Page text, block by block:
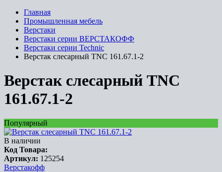
Главная
Промышленная мебель
Верстаки
Верстаки серии ВЕРСТАКОФФ
Верстаки серии Technic
Верстак слесарный TNC 161.67.1-2
Верстак слесарный TNC
161.67.1-2
Популярный
В наличии
Код Товара:
Артикул: 125254
Верстакофф